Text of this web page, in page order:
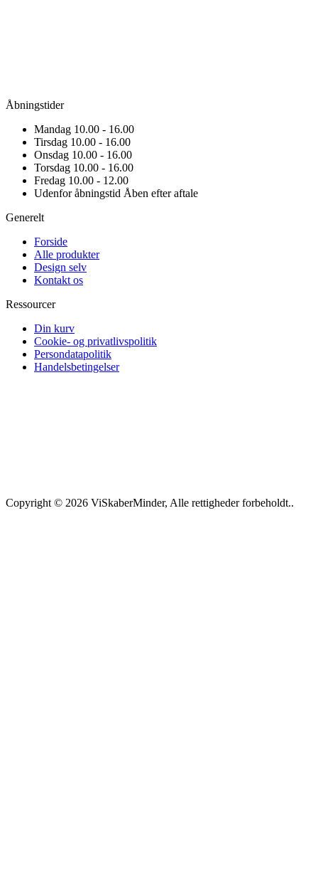
Åbningstider
Mandag 10.00 - 16.00
Tirsdag 10.00 - 16.00
Onsdag 10.00 - 16.00
Torsdag 10.00 - 16.00
Fredag 10.00 - 12.00
Udenfor åbningstid Åben efter aftale
Generelt
Forside
Alle produkter
Design selv
Kontakt os
Ressourcer
Din kurv
Cookie- og privatlivspolitik
Persondatapolitik
Handelsbetingelser
Copyright © 2026 ViSkaberMinder, Alle rettigheder forbeholdt..